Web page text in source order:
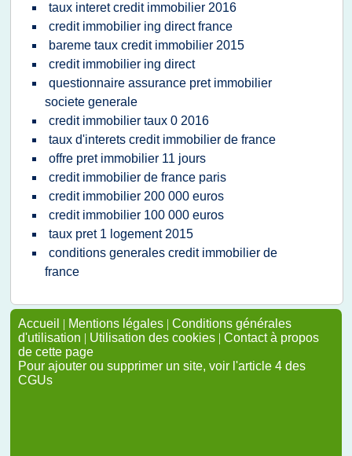
taux interet credit immobilier 2016
credit immobilier ing direct france
bareme taux credit immobilier 2015
credit immobilier ing direct
questionnaire assurance pret immobilier
societe generale
credit immobilier taux 0 2016
taux d'interets credit immobilier de france
offre pret immobilier 11 jours
credit immobilier de france paris
credit immobilier 200 000 euros
credit immobilier 100 000 euros
taux pret 1 logement 2015
conditions generales credit immobilier de
france
Accueil | Mentions légales | Conditions générales
d'utilisation | Utilisation des cookies | Contact à propos
de cette page
Pour ajouter ou supprimer un site, voir l'article 4 des
CGUs